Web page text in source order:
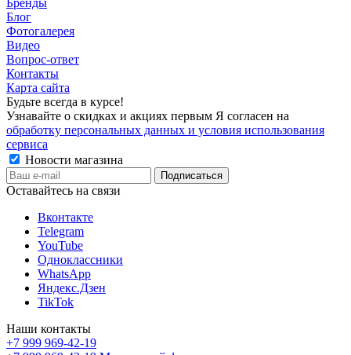
Бренды
Блог
Фотогалерея
Видео
Вопрос-ответ
Контакты
Карта сайта
Будьте всегда в курсе!
Узнавайте о скидках и акциях первым Я согласен на
обработку персональных данных и условия использования
сервиса
Новости магазина
Оставайтесь на связи
Вконтакте
Telegram
YouTube
Одноклассники
WhatsApp
Яндекс.Дзен
TikTok
Наши контакты
+7 999 969-42-19